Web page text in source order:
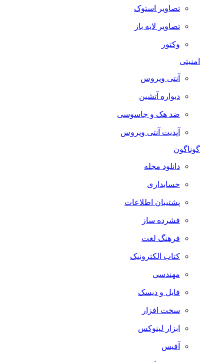
تصاویر استوک
تصاویر لایه باز
وکتور
آنتی ویروس
دیواره آتشین
ضد هک و جاسوسی
آپدیت آنتی ویروس
گوناگون
دانلود مجله
حسابداری
پشتیبان اطلاعات
فشرده ساز
فرهنگ لغت
کتاب الکترونیک
مهندسی
فایل و دیسک
سخت افزار
ابزار لینوکس
آفیس